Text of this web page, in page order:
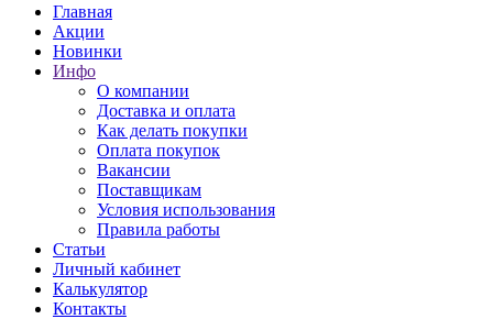
Главная
Акции
Новинки
Инфо
О компании
Доставка и оплата
Как делать покупки
Оплата покупок
Вакансии
Поставщикам
Условия использования
Правила работы
Статьи
Личный кабинет
Калькулятор
Контакты